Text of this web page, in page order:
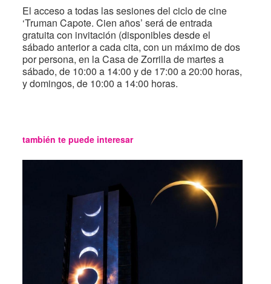
El acceso a todas las sesiones del ciclo de cine
‘Truman Capote. Cien años’ será de entrada
gratuita con invitación (disponibles desde el
sábado anterior a cada cita, con un máximo de dos
por persona, en la Casa de Zorrilla de martes a
sábado, de 10:00 a 14:00 y de 17:00 a 20:00 horas,
y domingos, de 10:00 a 14:00 horas.
también te puede interesar